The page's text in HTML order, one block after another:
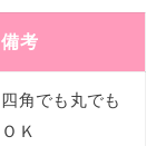
備考
四角でも丸でも
ＯＫ